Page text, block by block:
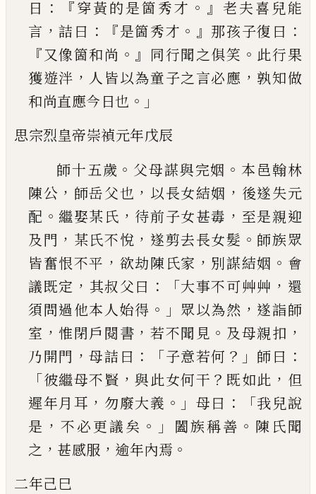
日 ：『穿黃的是箇秀才 。』 老夫喜兒能
言 ，詰曰 ：『是箇秀才 。』 那孩子復曰 ：
『又像箇和尚 。』 同行聞之俱笑 。 此行果
獲遊泮 ， 人皆以為童子之言必應 ， 孰知做
和尚直應今日也 。」
思宗烈皇帝崇禎元年戊辰
師十五歲 。 父母謀與完姻 。本邑翰林
陳公 ， 師岳父也 ， 以長女結姻 ， 後遂失元
配 。 繼娶某氏 ， 待前子女甚毒 ， 至是親迎
及門 ， 某氏不悅 ， 遂剪去長女髮 。 師族眾
皆奮恨不平 ， 欲劫陳氏家 ， 別謀結姻 。 會
議既定 ， 其叔父曰 ：「大事不可艸艸 ， 還
須問過他本人始得 。」 眾以為然 ， 遂詣師
室 ， 惟閉戶閱書 ， 若不聞見 。 及母親扣 ，
乃開門 ，母詰曰 ：「子意若何 ？」 師曰 ：
「彼繼母不賢 ，與此女何干 ？ 既如此 ， 但
遲年月耳 ， 勿廢大義 。」 母曰 ：「我兒說
是 ， 不必更議矣 。」 闔族稱善 。 陳氏聞
之 ， 甚感服 ， 逾年內焉 。
二年己巳